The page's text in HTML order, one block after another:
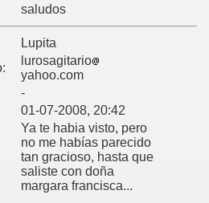
saludos
Lupita
lurosagitario
yahoo.com
-
01-07-2008, 20:42
Ya te habia visto, pero
no me habías parecido
tan gracioso, hasta que
saliste con doña
margara francisca...